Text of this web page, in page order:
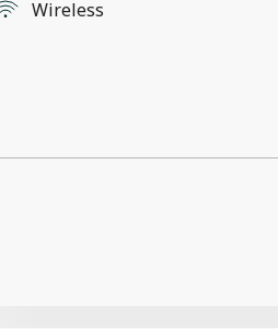
Wireless